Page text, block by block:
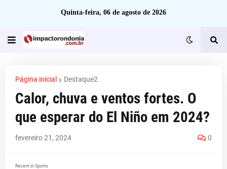
Quinta-feira, 06 de agosto de 2026
Página inicial Destaque2
Calor, chuva e ventos fortes. O
que esperar do El Niño em 2024?
fevereiro 21, 2024 0
Recent in Sports